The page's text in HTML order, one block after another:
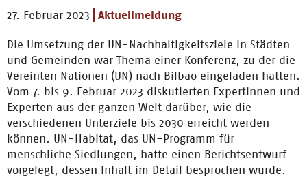
27. Februar 2023 Aktuellmeldung
Die Umsetzung der UN-Nachhaltigkeitsziele in Städten
und Gemeinden war Thema einer Konferenz, zu der die
Vereinten Nationen (UN) nach Bilbao eingeladen hatten.
Vom 7. bis 9. Februar 2023 diskutierten Expertinnen und
Experten aus der ganzen Welt darüber, wie die
verschiedenen Unterziele bis 2030 erreicht werden
können. UN-Habitat, das UN-Programm für
menschliche Siedlungen, hatte einen Berichtsentwurf
vorgelegt, dessen Inhalt im Detail besprochen wurde.